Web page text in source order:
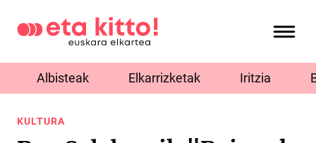
Albisteak Elkarrizketak Iritzia
KULTURA